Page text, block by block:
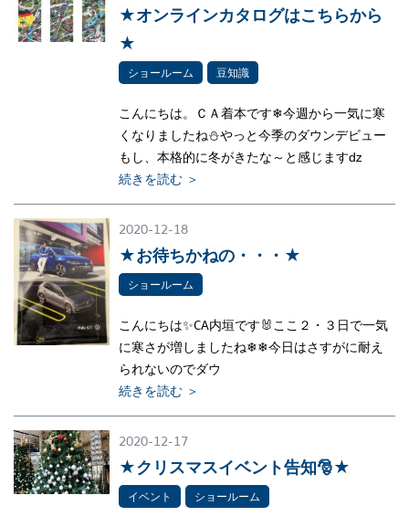
★オンラインカタログはこちらから
★
ショールーム 豆知識
こんにちは。ＣＡ着本です❄今週から一気に寒
くなりましたね⛄やっと今季のダウンデビュー
もし、本格的に冬がきたな～と感じますǳ
続きを読む ＞
2020-12-18
★お待ちかねの・・・★
ショールーム
こんにちは✨CA内垣です🐰ここ２・３日で一気
に寒さが増しましたね❄❄今日はさすがに耐え
られないのでダウ
続きを読む ＞
2020-12-17
★クリスマスイベント告知🎅★
イベント ショールーム